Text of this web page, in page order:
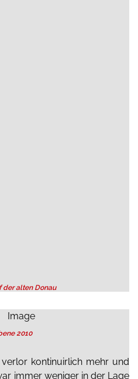
der alten Donau
2010
kontinuirlich mehr und
immer weniger in der Lage